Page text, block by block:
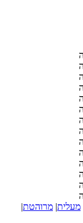
מעלית| מרוהטת|